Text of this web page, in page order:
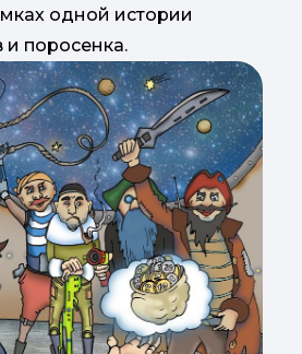
одной истории
поросенка.